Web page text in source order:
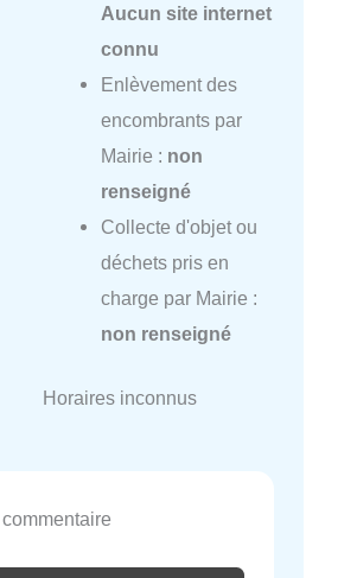
Aucun site internet
connu
Enlèvement des
encombrants par
Mairie : non
renseigné
Collecte d'objet ou
déchets pris en
charge par Mairie :
non renseigné
Horaires inconnus